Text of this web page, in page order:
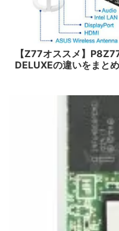
【Z77オススメ】
DELUXEの違いをまと